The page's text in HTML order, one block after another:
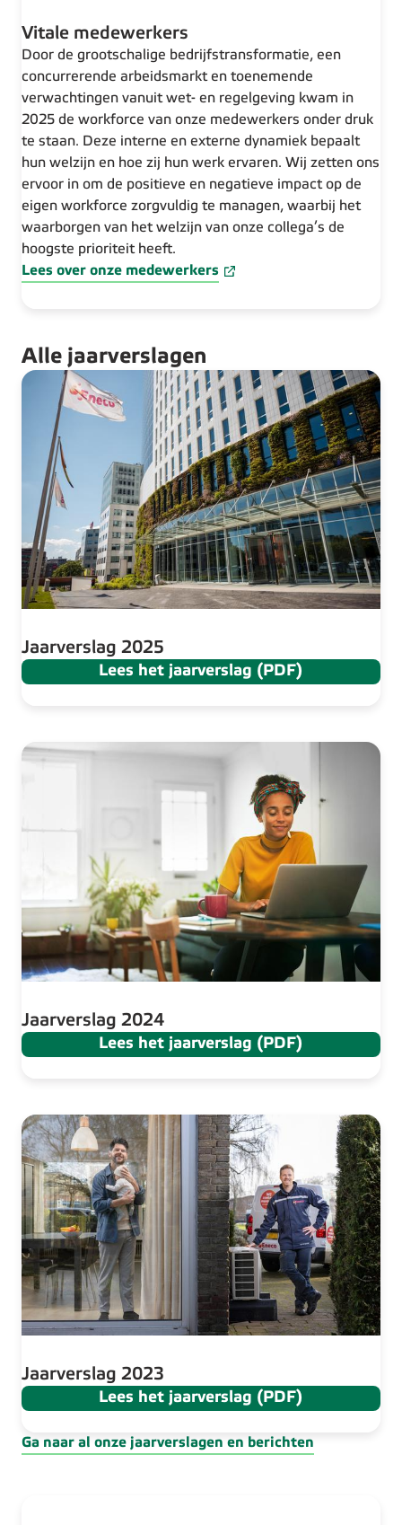
Vitale medewerkers
Door de grootschalige bedrijfstransformatie, een
concurrerende arbeidsmarkt en toenemende
verwachtingen vanuit wet- en regelgeving kwam in
2025 de workforce van onze medewerkers onder druk
te staan. Deze interne en externe dynamiek bepaalt
hun welzijn en hoe zij hun werk ervaren. Wij zetten ons
ervoor in om de positieve en negatieve impact op de
eigen workforce zorgvuldig te managen, waarbij het
waarborgen van het welzijn van onze collega’s de
hoogste prioriteit heeft.
Lees over onze medewerkers
Alle jaarverslagen
Jaarverslag 2025
Lees het jaarverslag (PDF)
Jaarverslag 2024
Lees het jaarverslag (PDF)
Jaarverslag 2023
Lees het jaarverslag (PDF)
Ga naar al onze jaarverslagen en berichten